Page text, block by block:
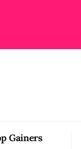
Gainers